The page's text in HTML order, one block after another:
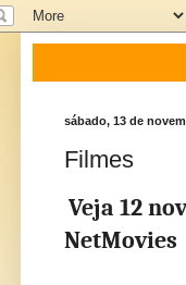
sábado, 13 de
Filmes
Veja 12
NetMovies